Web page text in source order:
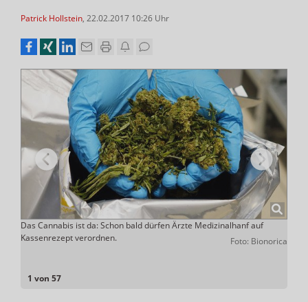
Patrick Hollstein, 22.02.2017 10:26 Uhr
1 von 57
Das Cannabis ist da: Schon bald dürfen Ärzte Medizinalhanf auf
Kassenrezept verordnen.
Foto: Bionorica